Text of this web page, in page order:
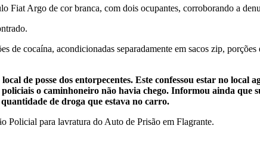
Argo de cor branca, com dois ocupantes, corroborando a
cocaína, acondicionadas separadamente em sacos zip, porções
de posse dos entorpecentes. Este confessou estar no local
o caminhoneiro não havia chego. Informou ainda que
de droga que estava no carro.
Policial para lavratura do Auto de Prisão em Flagrante.